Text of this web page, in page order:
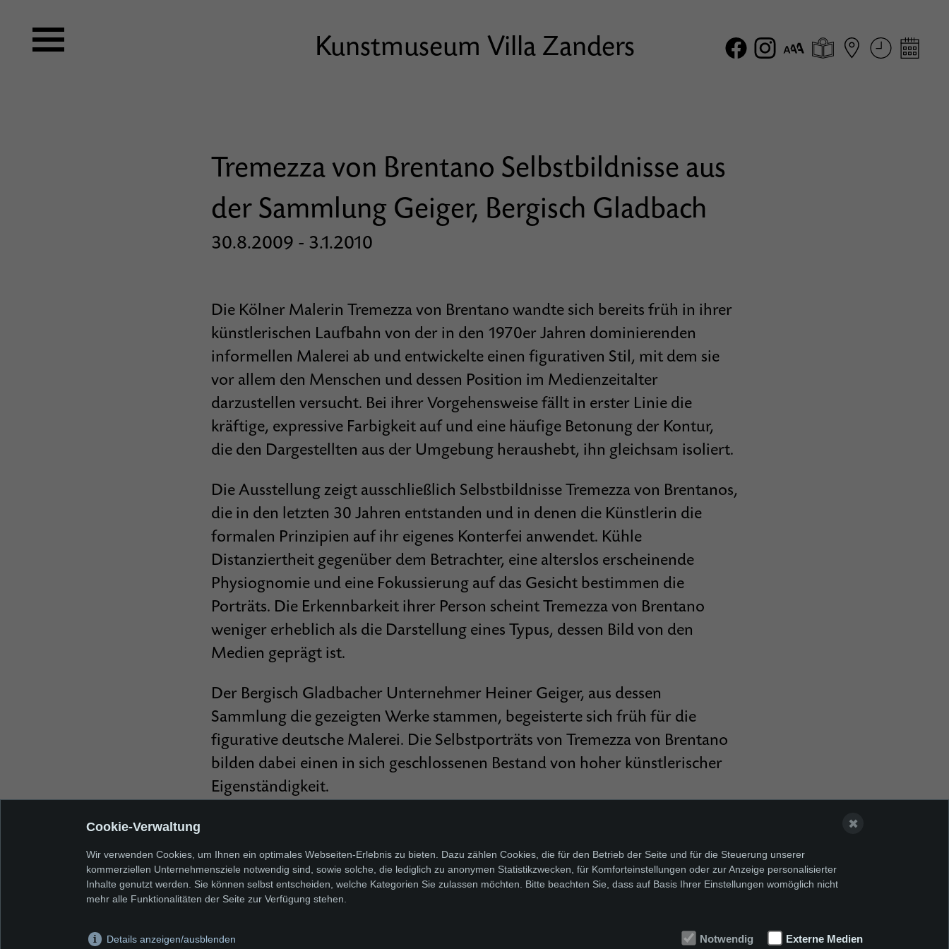
Kunstmuseum Villa Zanders
Tremezza von Brentano Selbstbildnisse aus
der Sammlung Geiger, Bergisch Gladbach
30.8.2009 - 3.1.2010
Die Kölner Malerin Tremezza von Brentano wandte sich bereits früh in ihrer
künstlerischen Laufbahn von der in den 1970er Jahren dominierenden
informellen Malerei ab und entwickelte einen figurativen Stil, mit dem sie
vor allem den Menschen und dessen Position im Medienzeitalter
darzustellen versucht. Bei ihrer Vorgehensweise fällt in erster Linie die
kräftige, expressive Farbigkeit auf und eine häufige Betonung der Kontur,
die den Dargestellten aus der Umgebung heraushebt, ihn gleichsam isoliert.
Die Ausstellung zeigt ausschließlich Selbstbildnisse Tremezza von Brentanos,
die in den letzten 30 Jahren entstanden und in denen die Künstlerin die
formalen Prinzipien auf ihr eigenes Konterfei anwendet. Kühle
Distanziertheit gegenüber dem Betrachter, eine alterslos erscheinende
Physiognomie und eine Fokussierung auf das Gesicht bestimmen die
Porträts. Die Erkennbarkeit ihrer Person scheint Tremezza von Brentano
weniger erheblich als die Darstellung eines Typus, dessen Bild von den
Medien geprägt ist.
Der Bergisch Gladbacher Unternehmer Heiner Geiger, aus dessen
Sammlung die gezeigten Werke stammen, begeisterte sich früh für die
figurative deutsche Malerei. Die Selbstporträts von Tremezza von Brentano
bilden dabei einen in sich geschlossenen Bestand von hoher künstlerischer
Eigenständigkeit.
Cookie-Verwaltung
Wir verwenden Cookies, um Ihnen ein optimales Webseiten-Erlebnis zu bieten. Dazu zählen Cookies, die für den Betrieb der Seite und für die Steuerung unserer
kommerziellen Unternehmensziele notwendig sind, sowie solche, die lediglich zu anonymen Statistikzwecken, für Komforteinstellungen oder zur Anzeige personalisierter
Inhalte genutzt werden. Sie können selbst entscheiden, welche Kategorien Sie zulassen möchten. Bitte beachten Sie, dass auf Basis Ihrer Einstellungen womöglich nicht
mehr alle Funktionalitäten der Seite zur Verfügung stehen.
Notwendig Externe Medien
Details anzeigen/ausblenden
✖